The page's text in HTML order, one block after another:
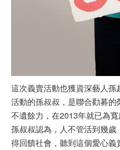
這次義賣活動也獲資深藝人
活動的孫叔叔，是聯合勸募
不遺餘力，在2013年就已為寬
孫叔叔認為，人不管活到幾
得回饋社會，聽到這個愛心